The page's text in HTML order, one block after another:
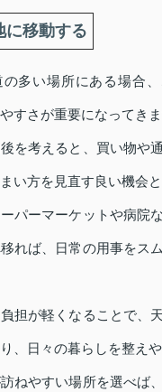
に移動する
多い場所にある場合
すさが重要になってきま
を考えると、買い物や
い方を見直す良い機会と
パーマーケットや病院
れば、日常の用事をス
担が軽くなることで、
、日々の暮らしを整えや
ねやすい場所を選べば